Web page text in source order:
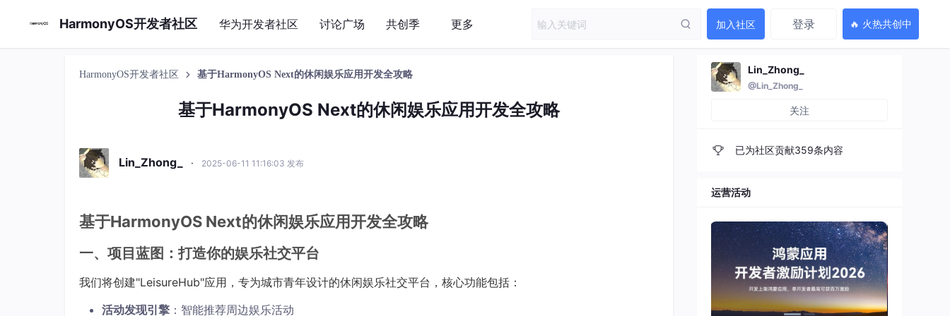
HarmonyOS开发者社区 华为开发者社区 讨论广场 共创季 更多 加入社区 登录 🔥 火热共创中
HarmonyOS开发者社区 基于HarmonyOS Next的休闲娱乐应用开发全攻略
基于HarmonyOS Next的休闲娱乐应用开发全攻略
Lin_Zhong_ · 2025-06-11 11:16:03 发布
基于HarmonyOS Next的休闲娱乐应用开发全攻略
一、项目蓝图：打造你的娱乐社交平台
我们将创建"LeisureHub"应用，专为城市青年设计的休闲娱乐社交平台，核心功能包括：
活动发现引擎 ：智能推荐周边娱乐活动
Lin_Zhong_
@Lin_Zhong_
关注
已为社区贡献359条内容
运营活动